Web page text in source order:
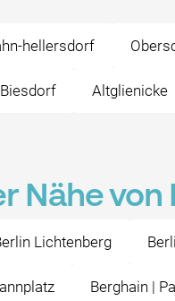
hellersdorf
Biesdorf Altglienicke
Nähe
Lichtenberg
Berghain |